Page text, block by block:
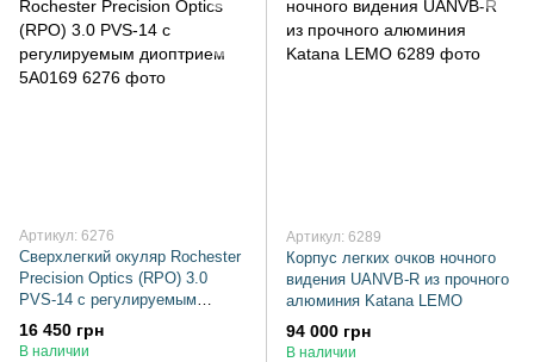
Артикул: 6276
Сверхлегкий окуляр Rochester
Precision Optics (RPO) 3.0
PVS-14 с регулируемым
диоптрием 5A0169
16 450 грн
В наличии
Артикул: 6289
Корпус легких очков ночного
видения UANVB-R из прочного
алюминия Katana LEMO
94 000 грн
В наличии